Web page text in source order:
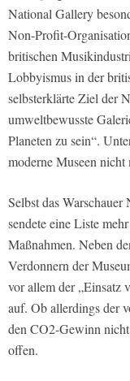
National Gallery
Non-Profit-
britischen
Lobbyismus in der
selbsterklärte Ziel der
umweltbewusste
Planeten zu sein“.
moderne Museen nicht
Selbst das
sendete eine Liste
Maßnahmen. Neben
Verdonnern der
vor allem der „Einsatz
auf. Ob allerdings der
den CO2-Gewinn
offen.